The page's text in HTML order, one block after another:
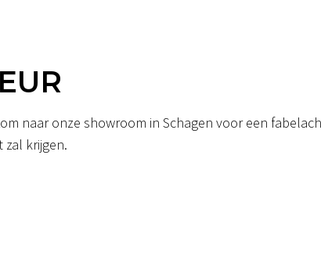
naar onze showroom in Schagen voor een
krijgen.